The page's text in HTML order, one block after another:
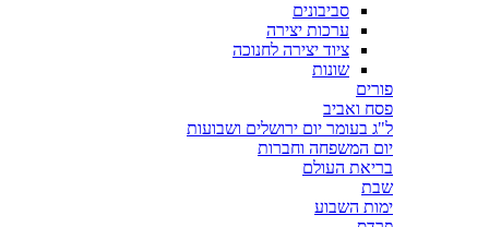
סביבונים
ערכות יצירה
ציוד יצירה לחנוכה
שונות
פורים
פסח ואביב
ל"ג בעומר יום ירושלים ושבועות
יום המשפחה וחברות
בריאת העולם
שבת
ימות השבוע